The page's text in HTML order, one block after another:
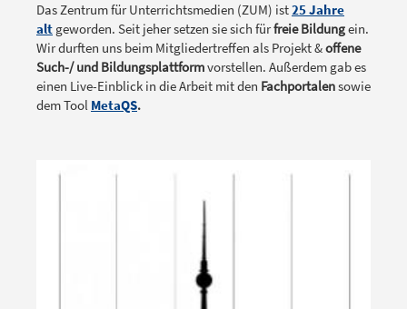
Das Zentrum für Unterrichtsmedien (ZUM) ist25 Jahre
alt geworden. Seit jeher setzen sie sich fürfreie Bildungein.
Wir durften uns beim Mitgliedertreffen als Projekt &offene
Such-/ und Bildungsplattformvorstellen. Außerdem gab es
einen Live-Einblick in die Arbeit mit den Fachportalensowie
dem Tool MetaQS.